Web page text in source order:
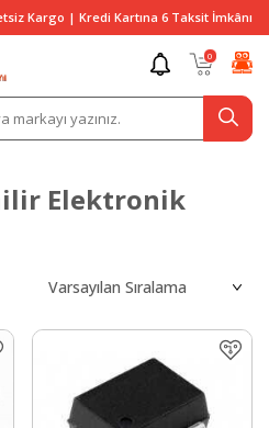
Kargo | Kredi Kartına 6 Taksit İmkânı
0
Elektronik